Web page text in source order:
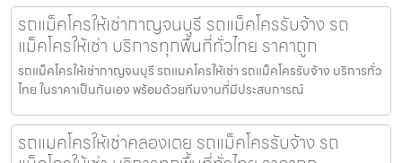
รถแม็คโครให้เช่ากาญจนบุรี รถแม็คโครรับจ้าง รถ
แม็คโครให้เช่า บริการทุกพื้นที่ทั่วไทย ราคาถูก
รถแม็คโครให้เช่ากาญจนบุรี รถแมคโครให้เช่า รถแม็คโครรับจ้าง บริการทั่ว
ไทย ในราคาเป็นกันเอง พร้อมด้วยทีมงานที่มีประสบการณ์
รถแมคโครให้เช่าคลองเตย รถแม็คโครรับจ้าง รถ